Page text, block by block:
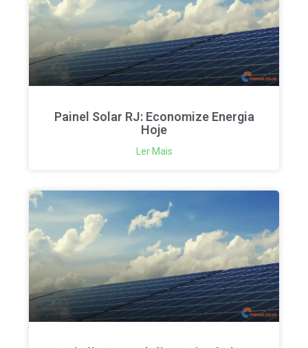
Painel Solar RJ: Economize Energia
Hoje
Ler Mais